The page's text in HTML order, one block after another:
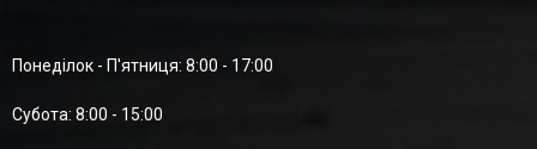
Понеділок - П'ятниця: 8:00 - 17:00
Суботa: 8:00 - 15:00